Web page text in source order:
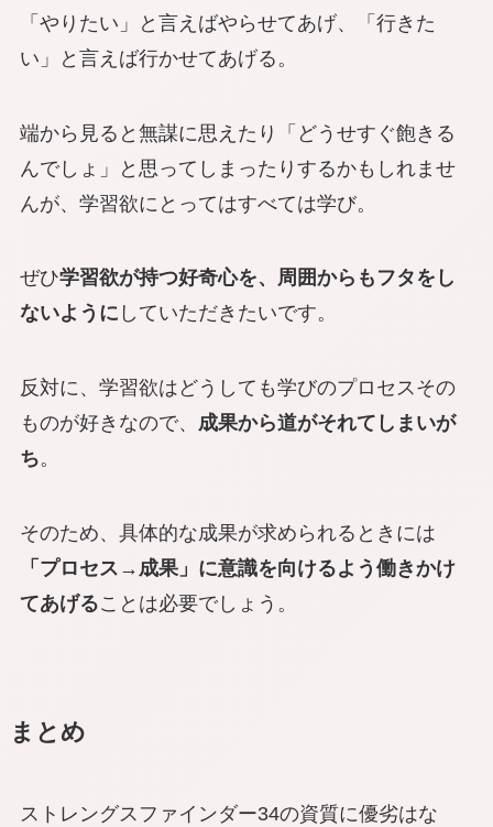
「やりたい」と言えばやらせてあげ、「行きた
い」と言えば行かせてあげる。
端から見ると無謀に思えたり「どうせすぐ飽きる
んでしょ」と思ってしまったりするかもしれませ
んが、学習欲にとってはすべては学び。
ぜひ学習欲が持つ好奇心を、周囲からもフタをし
ないように していただきたいです。
反対に、学習欲はどうしても学びのプロセスその
ものが好きなので、 成果から道がそれてしまいが
ち。
そのため、具体的な成果が求められるときには
「プロセス→成果」に意識を向けるよう働きかけ
てあげることは必要でしょう。
まとめ
ストレングスファインダー34の資質に優劣はな